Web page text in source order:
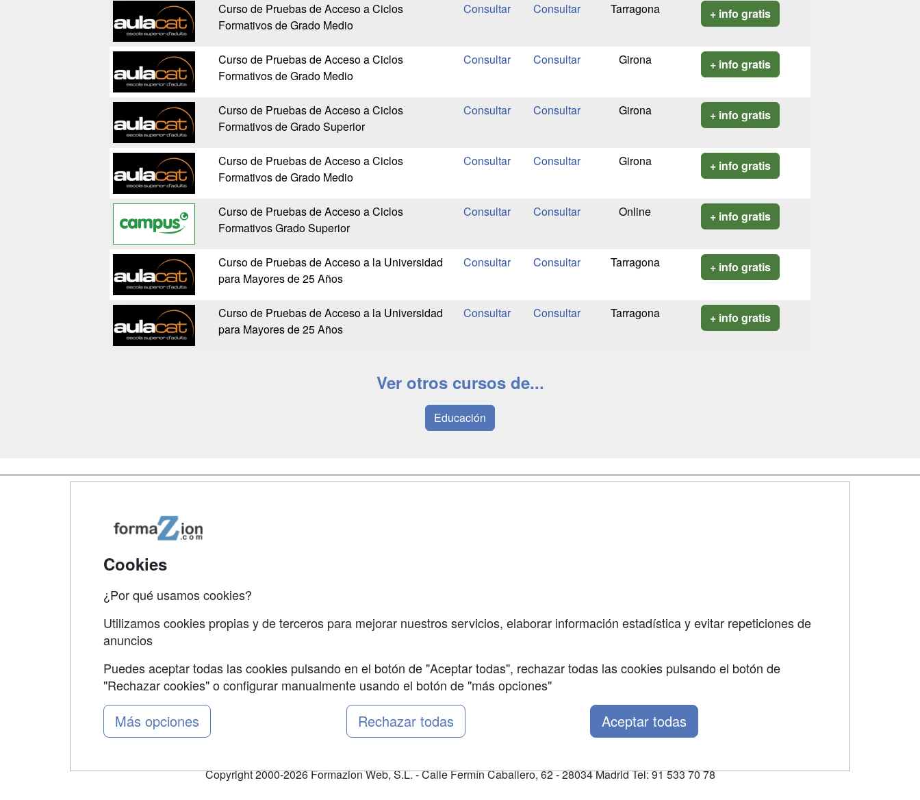
Curso de Pruebas de Acceso a Ciclos
Formativos de Grado Medio
Tarragona + info gratis
Curso de Pruebas de Acceso a Ciclos
Formativos de Grado Medio
Girona + info gratis
Curso de Pruebas de Acceso a Ciclos
Formativos de Grado Superior
Girona + info gratis
Curso de Pruebas de Acceso a Ciclos
Formativos de Grado Medio
Girona + info gratis
Curso de Pruebas de Acceso a Ciclos
Formativos Grado Superior
Online + info gratis
Curso de Pruebas de Acceso a la Universidad
para Mayores de 25 Años
Tarragona + info gratis
Curso de Pruebas de Acceso a la Universidad
para Mayores de 25 Años
Tarragona + info gratis
Ver otros cursos de...
Educación
Grupo formazion:
Copyright 2000-2026 Formazion Web, S.L. - Calle Fermín Caballero, 62 - 28034 Madrid Tel: 91 533 70 78
Cookies
¿Por qué usamos cookies?
Utilizamos cookies propias y de terceros para mejorar nuestros servicios, elaborar información estadística y evitar repeticiones de
anuncios
Puedes aceptar todas las cookies pulsando en el botón de "Aceptar todas", rechazar todas las cookies pulsando el botón de
"Rechazar cookies" o configurar manualmente usando el botón de "más opciones"
Más opciones Rechazar todas Aceptar todas